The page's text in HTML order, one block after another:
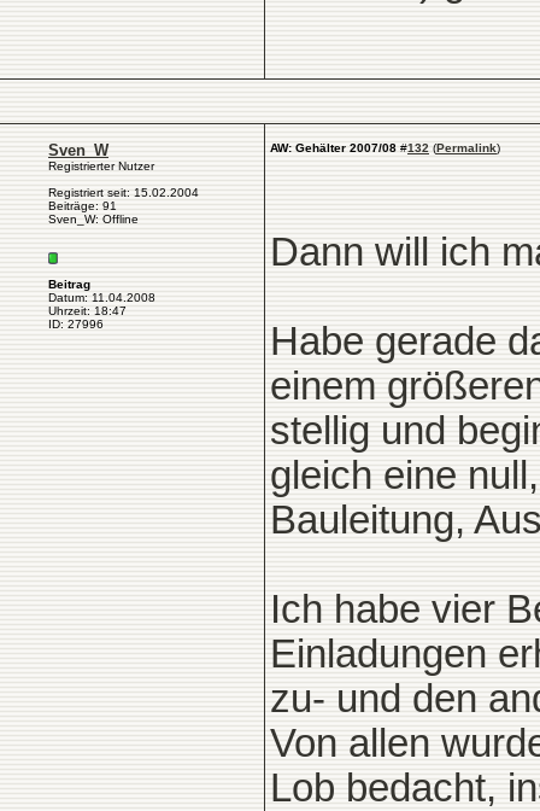
Sven_W
Registrierter Nutzer
Registriert seit: 15.02.2004
Beiträge: 91
Sven_W: Offline
Beitrag
Datum: 11.04.2008
Uhrzeit: 18:47
ID: 27996
AW: Gehälter 2007/08 #132 (Permalink)
Dann will ich
Habe gerade
einem
stellig und
gleich eine
Bauleitung,
Ich habe vier
Einladungen
zu- und den
Von allen
Lob bedacht,